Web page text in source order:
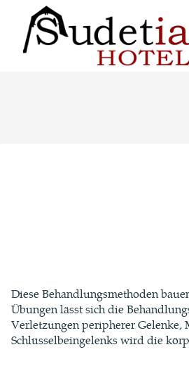
Diese Behandlungsmethoden
Übungen lässt sich die
Verletzungen peripherer Gelenke,
Schlüsselbeingelenks wird die